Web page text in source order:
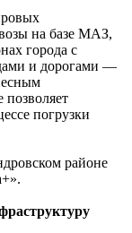
на базе МАЗ,
города с
и дорогами —
позволяет
погрузки
районе